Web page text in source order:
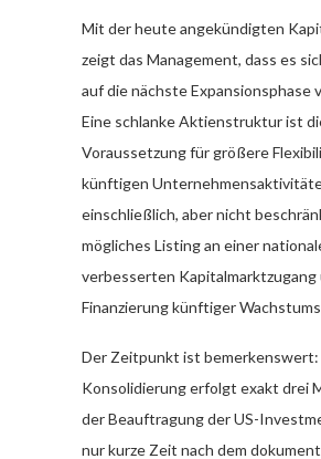
Mit der heute angekündigten
zeigt das Management, dass es
auf die nächste Expansionsphase
Eine schlanke Aktienstruktur ist
Voraussetzung für größere
künftigen
einschließlich, aber nicht
mögliches Listing an einer
verbesserten Kapitalmarktzugang
Finanzierung künftiger
Der Zeitpunkt ist bemerkenswert:
Konsolidierung erfolgt exakt drei
der Beauftragung der US-
nur kurze Zeit nach dem